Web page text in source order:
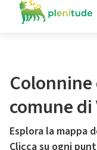
comune di
Esplora la mappa
Clicca su ogni